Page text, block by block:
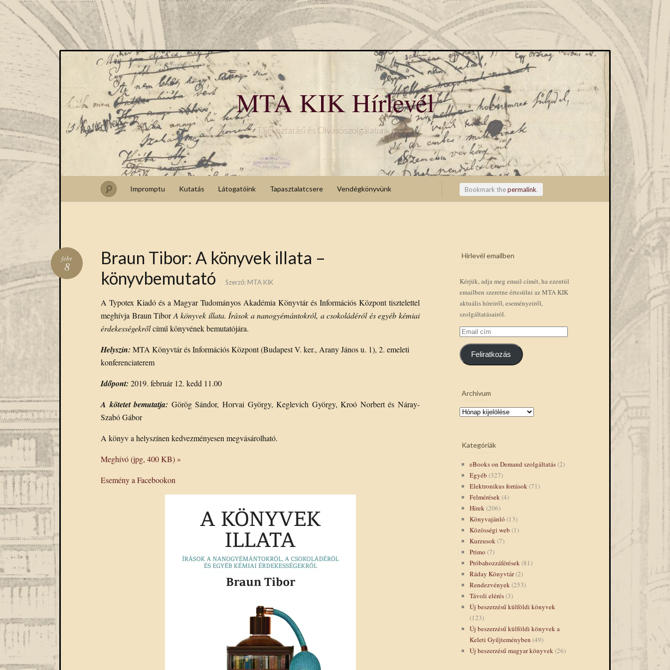
MTA KIK Hírlevél
Tájékoztatási és Olvasószolgálatunk blogja
Impromptu Kutatás Látogatóink Tapasztalatcsere Vendégkönyvünk Bookmark thepermalink.
Braun Tibor: A könyvek illata –
könyvbemutató
febr
8
Szerző: MTA KIK
A Typotex Kiadó és a Magyar Tudományos Akadémia Könyvtár és Információs Központ tisztelettel
meghívja Braun TiborA könyvek illata. Írások a nanogyémántokról, a csokoládéról és egyéb kémiai
érdekességekrőlcímű könyvének bemutatójára.
Helyszín: MTA Könyvtár és Információs Központ (Budapest V. ker., Arany János u. 1), 2. emeleti
konferenciaterem
Időpont: 2019. február 12. kedd 11.00
A kötetet bemutatja: Görög Sándor, Horvai György, Keglevich György, Kroó Norbert és Náray-
Szabó Gábor
A könyv a helyszínen kedvezményesen megvásárolható.
Meghívó (jpg, 400 KB) »
Esemény a Facebookon
Hírlevél emailben
Kérjük, adja meg email címét, ha ezentúl
emailben szeretne értesülni az MTA KIK
aktuális híreiről, eseményeiről,
szolgáltatásairól.
Email
cím
Feliratkozás
Archívum
Kategóriák
eBooks on Demand szolgáltatás(2)
Egyéb (327)
Elektronikus források(71)
Felmérések(4)
Hírek(206)
Könyvajánló (13)
Közösségi web (1)
Kurzusok(7)
Primo (7)
Próbahozzáférések(81)
Ráday Könyvtár(2)
Rendezvények(253)
Távoli elérés(3)
Új beszerzésű külföldi könyvek
(123)
Új beszerzésű külföldi könyvek a
Keleti Gyűjteményben (49)
Új beszerzésű magyar könyvek(26)